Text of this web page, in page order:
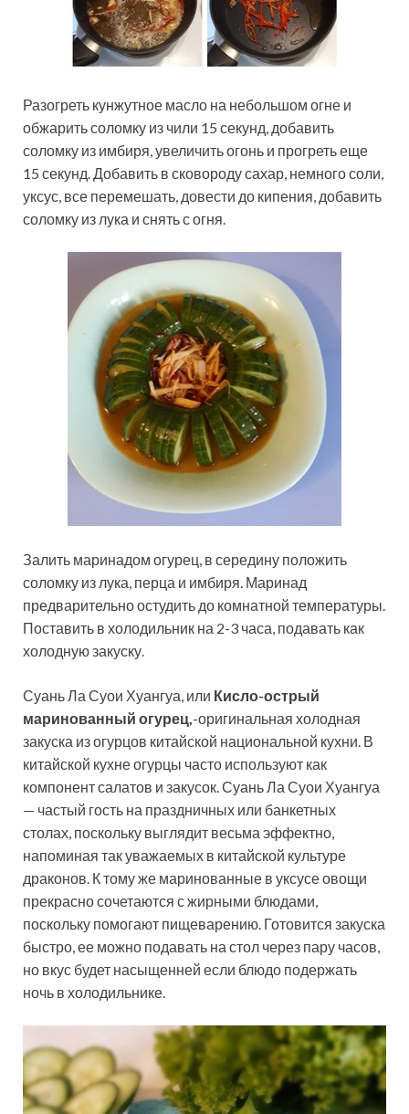
Разогреть кунжутное масло на небольшом огне и
обжарить соломку из чили 15 секунд, добавить
соломку из имбиря, увеличить огонь и прогреть еще
15 секунд. Добавить в сковороду сахар, немного соли,
уксус, все перемешать, довести до кипения, добавить
соломку из лука и снять с огня.
Залить маринадом огурец, в середину положить
соломку из лука, перца и имбиря. Маринад
предварительно остудить до комнатной температуры.
Поставить в холодильник на 2-3 часа, подавать как
холодную закуску.
Суань Ла Суои Хуангуа, или Кисло-острый
маринованный огурец,-оригинальная холодная
закуска из огурцов китайской национальной кухни. В
китайской кухне огурцы часто используют как
компонент салатов и закусок. Суань Ла Суои Хуангуа
— частый гость на праздничных или банкетных
столах, поскольку выглядит весьма эффектно,
напоминая так уважаемых в китайской культуре
драконов. К тому же маринованные в уксусе овощи
прекрасно сочетаются с жирными блюдами,
поскольку помогают пищеварению. Готовится закуска
быстро, ее можно подавать на стол через пару часов,
но вкус будет насыщенней если блюдо подержать
ночь в холодильнике.